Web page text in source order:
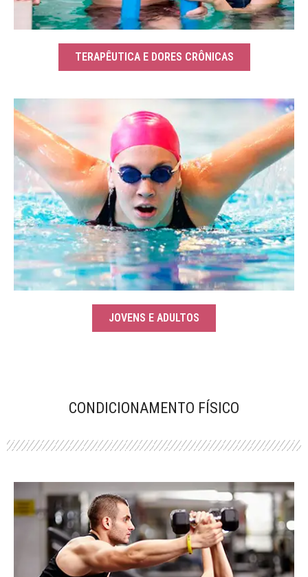
TERAPÊUTICA E DORES CRÔNICAS
JOVENS E ADULTOS
CONDICIONAMENTO FÍSICO